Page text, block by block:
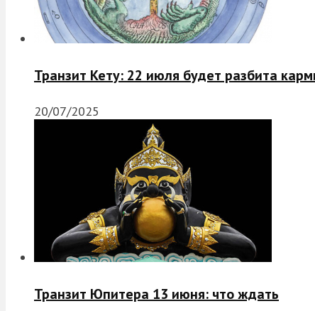
Транзит Кету: 22 июля будет разбита
20/07/2025
Транзит Юпитера 13 июня: что ждать